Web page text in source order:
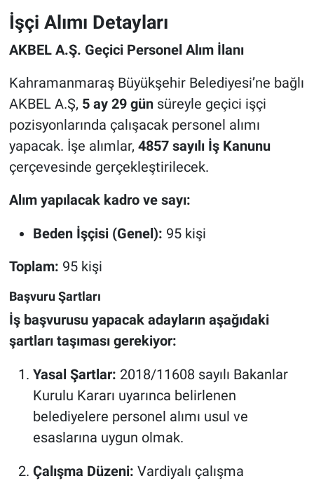
İşçi Alımı Detayları
AKBEL A.Ş. Geçici Personel Alım İlanı
Kahramanmaraş Büyükşehir Belediyesi’ne bağlı
AKBEL A.Ş, 5 ay 29 günsüreyle geçici işçi
pozisyonlarında çalışacak personel alımı
yapacak. İşe alımlar, 4857 sayılı İş Kanunu
çerçevesinde gerçekleştirilecek.
Alım yapılacak kadro ve sayı:
Beden İşçisi (Genel): 95 kişi
Toplam: 95 kişi
Başvuru Şartları
İş başvurusu yapacak adayların aşağıdaki
şartları taşıması gerekiyor:
Yasal Şartlar: 2018/11608 sayılı Bakanlar
Kurulu Kararı uyarınca belirlenen
belediyelere personel alımı usul ve
esaslarına uygun olmak.
Çalışma Düzeni: Vardiyalı çalışma
BİLİM VE TEKNOLOJİ
Bölge